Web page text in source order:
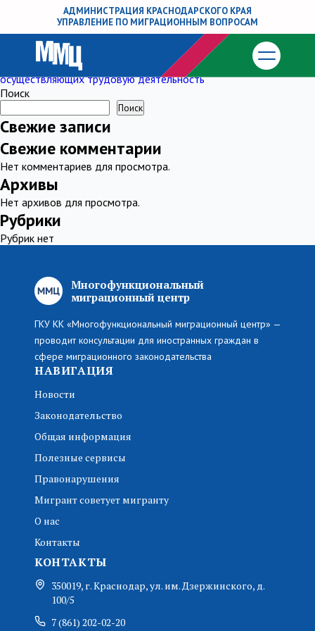
АДМИНИСТРАЦИЯ КРАСНОДАРСКОГО КРАЯ
УПРАВЛЕНИЕ ПО МИГРАЦИОННЫМ ВОПРОСАМ
Федеральный закон от 15 августа 1996
г. № 114-ФЗ
Навигация
по
записям
Previous: Конституция Российской Федерации
Стоимость патента для иностранных граждан
осуществляющих трудовую деятельность
Поиск
Поиск
Свежие записи
Свежие комментарии
Нет комментариев для просмотра.
Архивы
Нет архивов для просмотра.
Рубрики
Рубрик нет
Многофункциональный
миграционный центр
ГКУ КК «Многофункциональный миграционный центр» —
проводит консультации для иностранных граждан в
сфере миграционного законодательства
НАВИГАЦИЯ
Новости
Законодательство
Общая информация
Полезные сервисы
Правонарушения
Мигрант советует мигранту
О нас
Контакты
КОНТАКТЫ
350019, г. Краснодар, ул. им. Дзержинского, д.
100/5
7 (861) 202-02-20